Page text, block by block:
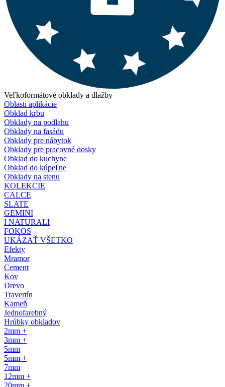
Veľkoformátové obklady a dlažby
Oblasti aplikácie
Obklad krbu
Obklady na podlahu
Obklady na fasádu
Obklady pre nábytok
Obklady pre pracovné dosky
Obklad do kuchyne
Obklad do kúpeľne
Obklady na stenu
KOLEKCIE
CALCE
SLATE
GEMINI
I NATURALI
FOKOS
UKÁZAŤ VŠETKO
Efekty
Mramor
Cement
Kov
Drevo
Travertín
Kameň
Jednofarebný
Hrúbky obkladov
2mm +
3mm +
5mm
5mm +
7mm
12mm +
20mm +